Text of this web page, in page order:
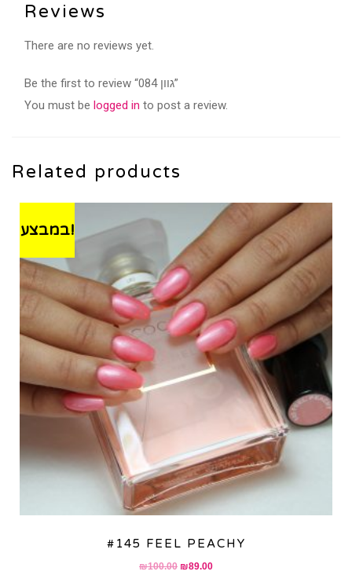
Reviews
There are no reviews yet.
Be the first to review “גוון 084”
You must be logged in to post a review.
Related products
במבצע!
#145 FEEL PEACHY
₪100.00 Original
₪89.00Current